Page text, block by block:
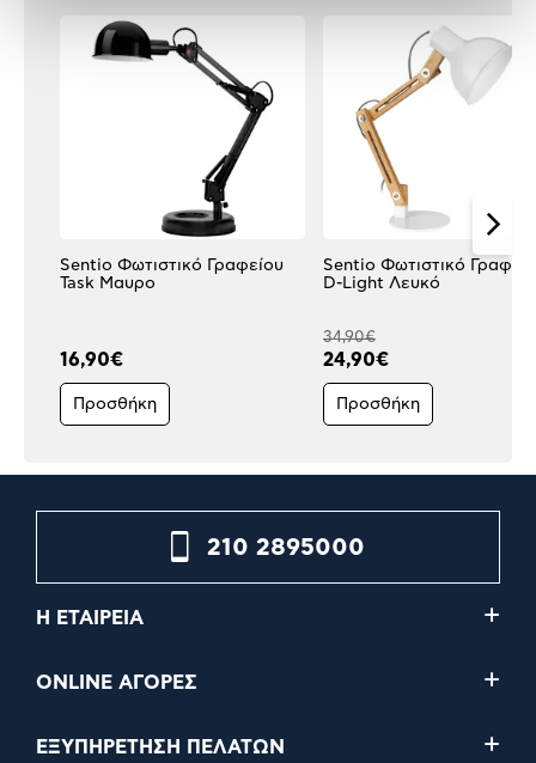
Sentio Φωτιστικό Γραφείου
Task Μαυρο
16,90€
Προσθήκη
Sentio Φωτιστικό
D-Light Λευκό
34,90€
24,90€
Προσθήκη
210 2895000
Η ΕΤΑΙΡΕΙΑ
ONLINE ΑΓΟΡΕΣ
ΕΞΥΠΗΡΕΤΗΣΗ ΠΕΛΑΤΩΝ